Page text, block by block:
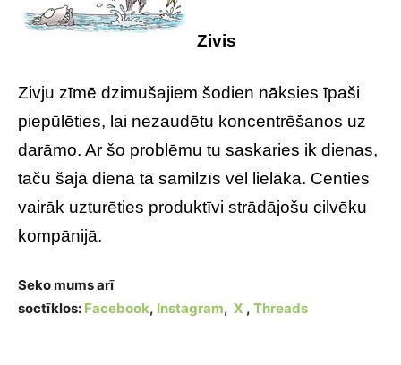
Zivis
Zivju zīmē dzimušajiem šodien nāksies īpaši
piepūlēties, lai nezaudētu koncentrēšanos uz
darāmo. Ar šo problēmu tu saskaries ik dienas,
taču šajā dienā tā samilzīs vēl lielāka. Centies
vairāk uzturēties produktīvi strādājošu cilvēku
kompānijā.
Seko mums arī
soctīklos: Facebook, Instagram, X , Threads